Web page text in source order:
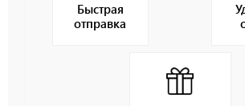
Быстрая
отправка